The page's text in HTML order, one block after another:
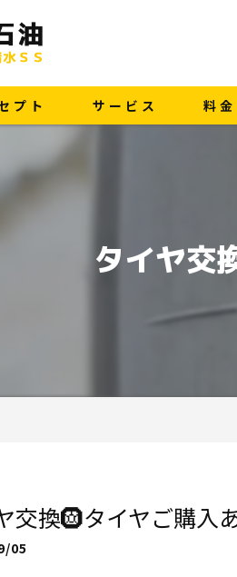
プト サービス 料金
タイヤ交
交換🛞タイヤご購入
05